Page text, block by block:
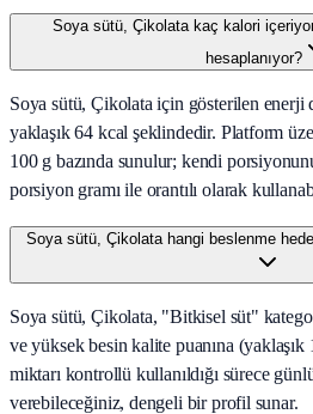
Soya sütü, Çikolata kaç kalori
hesaplanıyor?
Soya sütü, Çikolata için gösterilen enerji
yaklaşık 64 kcal şeklindedir. Platform
100 g bazında sunulur; kendi
porsiyon gramı ile orantılı olarak
Soya sütü, Çikolata hangi beslenme
Soya sütü, Çikolata, "Bitkisel süt"
ve yüksek besin kalite puanına
miktarı kontrollü kullanıldığı sürece
verebileceğiniz, dengeli bir profil sunar.